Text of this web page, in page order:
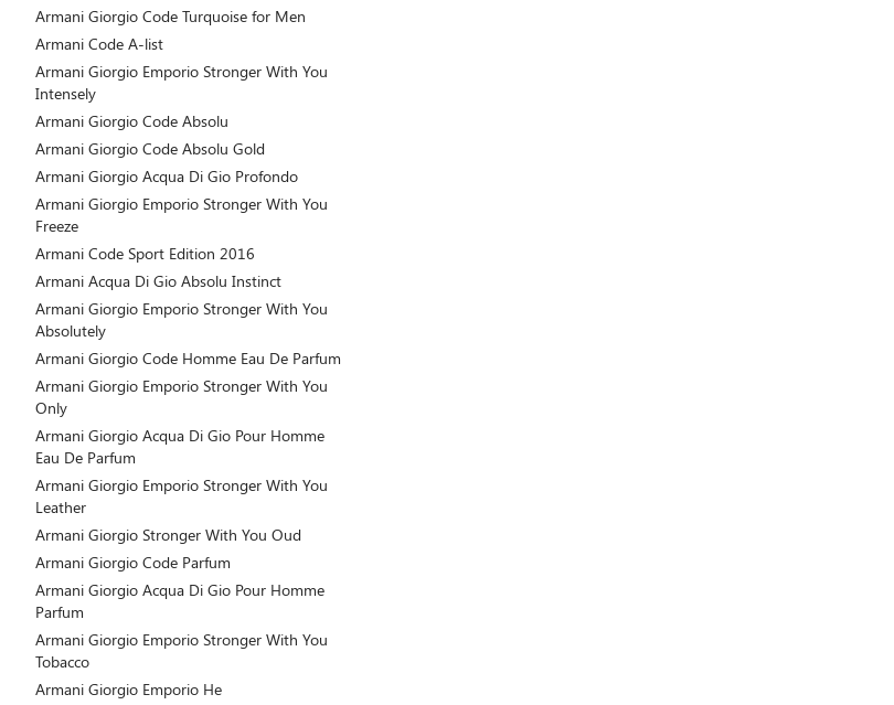
Armani Giorgio Code Turquoise for Men
Armani Code A-list
Armani Giorgio Emporio Stronger With You
Intensely
Armani Giorgio Code Absolu
Armani Giorgio Code Absolu Gold
Armani Giorgio Acqua Di Gio Profondo
Armani Giorgio Emporio Stronger With You
Freeze
Armani Code Sport Edition 2016
Armani Acqua Di Gio Absolu Instinct
Armani Giorgio Emporio Stronger With You
Absolutely
Armani Giorgio Code Homme Eau De Parfum
Armani Giorgio Emporio Stronger With You
Only
Armani Giorgio Acqua Di Gio Pour Homme
Eau De Parfum
Armani Giorgio Emporio Stronger With You
Leather
Armani Giorgio Stronger With You Oud
Armani Giorgio Code Parfum
Armani Giorgio Acqua Di Gio Pour Homme
Parfum
Armani Giorgio Emporio Stronger With You
Tobacco
Armani Giorgio Emporio He